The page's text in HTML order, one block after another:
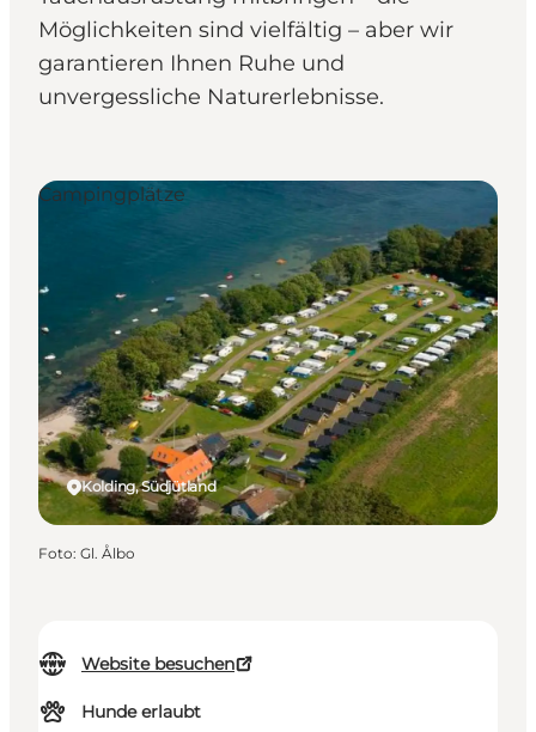
Möglichkeiten sind vielfältig – aber wir
garantieren Ihnen Ruhe und
unvergessliche Naturerlebnisse.
Website besuchen
Hunde erlaubt
Kolding, Südjütland
Campingplätze
Foto: Gl. Ålbo